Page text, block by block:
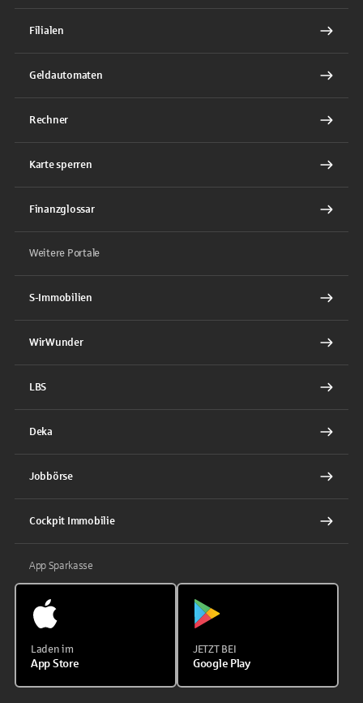
Filialen
Geldautomaten
Rechner
Karte sperren
Finanzglossar
Weitere Portale
S-Immobilien
WirWunder
LBS
Deka
Jobbörse
Cockpit Immobilie
App Sparkasse
Laden im
App Store
JETZT BEI
Google Play